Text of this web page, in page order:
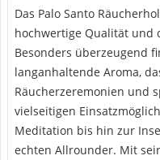
Das Palo Santo
hochwertige Qualität und
Besonders überzeugend
langanhaltende Aroma,
Räucherzeremonien und
vielseitigen
Meditation bis hin zur
echten Allrounder. Mit